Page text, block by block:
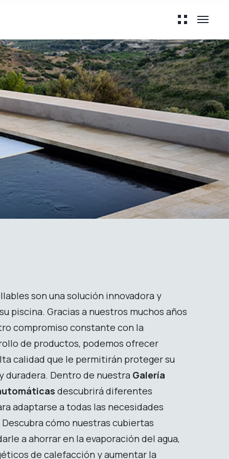
son una solución innovadora y
piscina. Gracias a nuestros muchos años
compromiso constante con la
de productos, podemos ofrecer
calidad que le permitirán proteger su
duradera. Dentro de nuestra Galería
descubrirá diferentes
adaptarse a todas las necesidades
cómo nuestras cubiertas
a ahorrar en la evaporación del agua,
de calefacción y aumentar la